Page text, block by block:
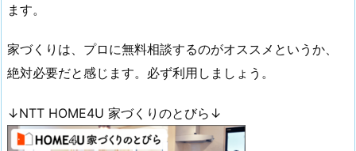
ます。
家づくりは、プロに無料相談するのがオススメというか、
絶対必要だと感じます。必ず利用しましょう。
↓NTT HOME4U 家づくりのとびら↓